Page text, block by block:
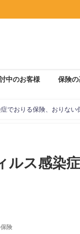
中のお客様 保険の
でおりる保険、おりない
ルス感染
険